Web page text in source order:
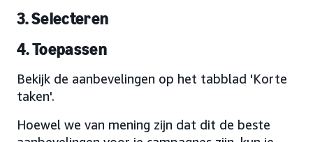
3. Selecteren
4. Toepassen
Bekijk de aanbevelingen op het tabblad 'Korte
taken'.
Hoewel we van mening zijn dat dit de beste